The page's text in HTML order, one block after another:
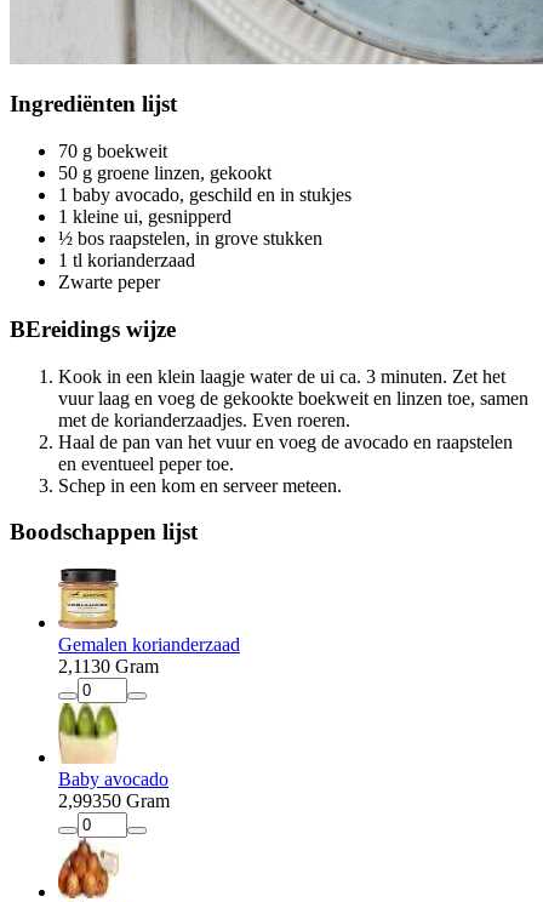
Ingrediënten lijst
70 g boekweit
50 g groene linzen, gekookt
1 baby avocado, geschild en in stukjes
1 kleine ui, gesnipperd
½ bos raapstelen, in grove stukken
1 tl korianderzaad
Zwarte peper
BEreidings wijze
Kook in een klein laagje water de ui ca. 3 minuten. Zet het
vuur laag en voeg de gekookte boekweit en linzen toe, samen
met de korianderzaadjes. Even roeren.
Haal de pan van het vuur en voeg de avocado en raapstelen
en eventueel peper toe.
Schep in een kom en serveer meteen.
Boodschappen lijst
Gemalen korianderzaad
2,1130 Gram
Baby avocado
2,99350 Gram